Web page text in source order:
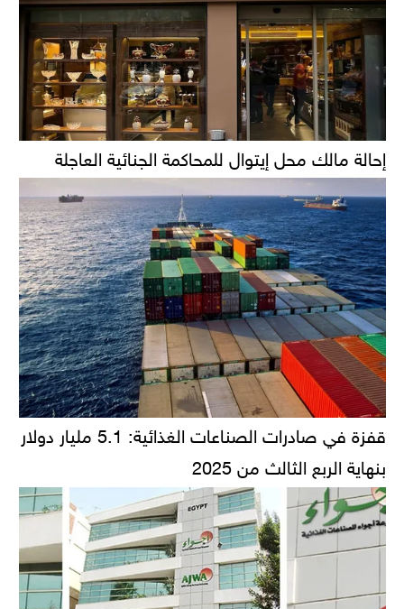
إحالة مالك محل إيتوال للمحاكمة الجنائية العاجلة
قفزة في صادرات الصناعات الغذائية: 5.1 مليار دولار
بنهاية الربع الثالث من 2025